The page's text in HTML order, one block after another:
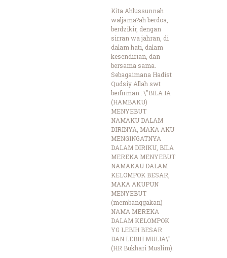
Kita Ahlussunnah
waljama?ah berdoa,
berdzikir, dengan
sirran wa jahran, di
dalam hati, dalam
kesendirian, dan
bersama sama.
Sebagaimana Hadist
Qudsiy Allah swt
berfirman : \"BILA IA
(HAMBAKU)
MENYEBUT
NAMAKU DALAM
DIRINYA, MAKA AKU
MENGINGATNYA
DALAM DIRIKU, BILA
MEREKA MENYEBUT
NAMAKAU DALAM
KELOMPOK BESAR,
MAKA AKUPUN
MENYEBUT
(membanggakan)
NAMA MEREKA
DALAM KELOMPOK
YG LEBIH BESAR
DAN LEBIH MULIA\".
(HR Bukhari Muslim).